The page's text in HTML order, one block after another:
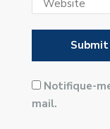
Notifique-
mail.